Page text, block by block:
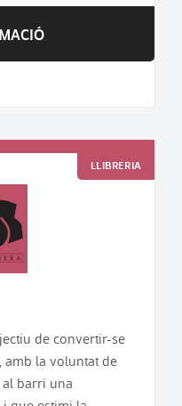
de convertir-se
la voluntat de
barri una
LLIBRERIA